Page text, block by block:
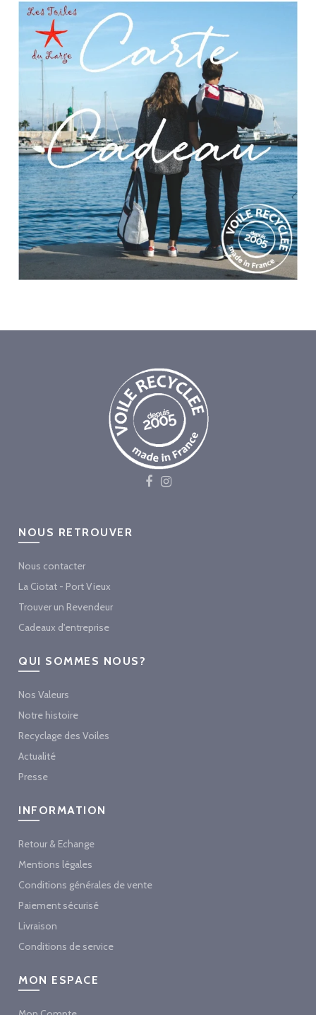
NOUS RETROUVER
Nous contacter
La Ciotat - Port Vieux
Trouver un Revendeur
Cadeaux d'entreprise
QUI SOMMES NOUS?
Nos Valeurs
Notre histoire
Recyclage des Voiles
Actualité
Presse
INFORMATION
Retour & Echange
Mentions légales
Conditions générales de vente
Paiement sécurisé
Livraison
Conditions de service
MON ESPACE